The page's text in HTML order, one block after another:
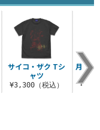
サイコ・ザク Tシ
ャツ
¥3,300（税込）
月は出